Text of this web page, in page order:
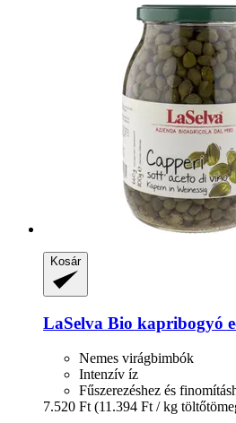
Kosár
LaSelva Bio kapribogyó
Nemes virágbimbók
Intenzív íz
Fűszerezéshez és
7.520 Ft (11.394 Ft / kg